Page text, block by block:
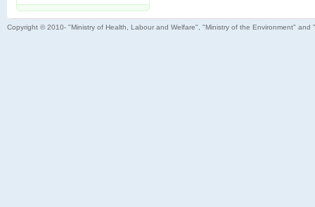
Copyright © 2010- "Ministry of Health, Labour and Welfare", "Ministry of the Environment"